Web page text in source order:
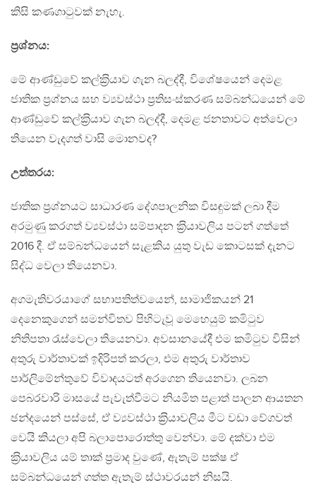
කිසි කණගාටුවක් නැහැ.
ප‍්‍රශ්නය:
මේ ආණ්ඩුවේ කල්ක‍්‍රියාව ගැන බලද්දී, විශේෂයෙන් දෙමළ
ජාතික ප‍්‍රශ්නය සහ ව්‍යවස්ථා ප‍්‍රතිසංස්කරණ සම්බන්ධයෙන් මේ
ආණ්ඩුවේ කල්ක‍්‍රියාව ගැන බලද්දී, දෙමළ ජනතාවට අත්වෙලා
තියෙන වැදගත් වාසි මොනවද?
උත්තරය:
ජාතික ප‍්‍රශ්නයට සාධාරණ දේශපාලනික විසඳුමක් ලබා දීම
අරමුණු කරගත් ව්‍යවස්ථා සම්පාදන ක‍්‍රියාවලිය පටන් ගත්තේ
2016 දී. ඒ සම්බන්ධයෙන් සැළකිය යුතු වැඩ කොටසක් දැනට
සිද්ධ වෙලා තියෙනවා.
අගමැතිවරයාගේ සභාපතිත්වයෙන්, සාමාජිකයන් 21
දෙනෙකුගෙන් සමන්විතව පිහිටැවූ මෙහෙයුම් කමිටුව
නිතිපතා රැස්වෙලා තියෙනවා. අවසානයේදී එම කමිටුව විසින්
අතුරු වාර්තාවක් ඉදිරිපත් කරලා, එම අතුරු වාර්තාව
පාර්ලිමේන්තුවේ විවාදයටත් අරගෙන තියෙනවා. ලබන
පෙබරවාරි මාසයේ පැවැත්වීමට නියමිත පළාත් පාලන ආයතන
ඡන්දයෙන් පස්සේ, ඒ ව්‍යවස්ථා ක‍්‍රියාවලිය මීට වඩා වේගවත්
වෙයි කියලා අපි බලාපොරොත්තු වෙන්වා. මේ දක්වා එම
ක‍්‍රියාවලිය යම් තාක් ප‍්‍රමාද වුණේ, ඇතැම් පක්ෂ ඒ
සම්බන්ධයෙන් ගත්ත ඇතැම් ස්ථාවරයන් නිසයි.